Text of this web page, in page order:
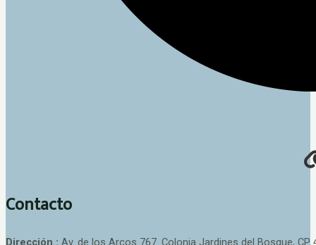
Contacto
Dirección : Av. de los Arcos 767. Colonia Jardines del Bosque, CP